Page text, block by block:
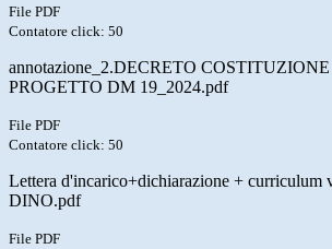
File PDF
Contatore click: 50
annotazione_2.DECRETO
PROGETTO DM 19_2024.pdf
File PDF
Contatore click: 50
Lettera d'incarico+dichiarazione +
DINO.pdf
File PDF